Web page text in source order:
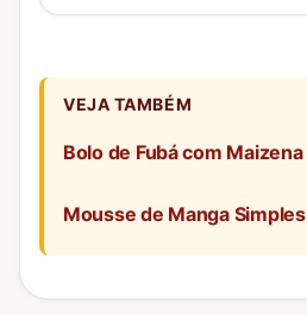
VEJA TAMBÉM
Bolo de Fubá com Maizena
Mousse de Manga Simples